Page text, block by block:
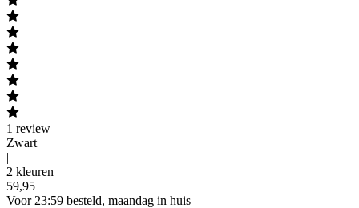
1 review
Zwart
|
2 kleuren
59,95
Voor 23:59 besteld, maandag in huis